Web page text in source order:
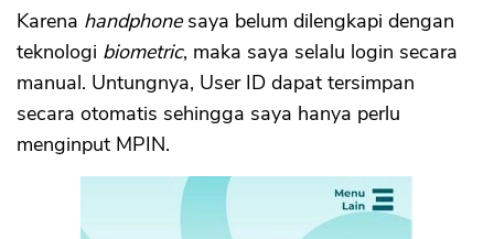
Karena handphonesaya belum dilengkapi dengan
teknologi biometric, maka saya selalu login secara
manual. Untungnya, User ID dapat tersimpan
secara otomatis sehingga saya hanya perlu
menginput MPIN.